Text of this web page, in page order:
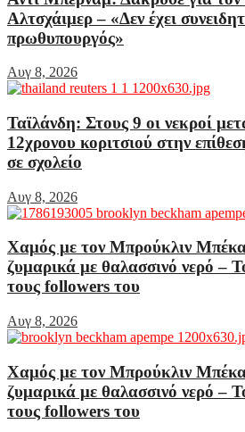
Αλτσχάιμερ – «Δεν έχει
πρωθυπουργός»
Αυγ 8, 2026
Ταϊλάνδη: Στους 9 οι νεκροί
12χρονου κοριτσιού στην
σε σχολείο
Αυγ 8, 2026
Χαμός με τον Μπρούκλιν
ζυμαρικά με θαλασσινό νερό –
τους followers του
Αυγ 8, 2026
Χαμός με τον Μπρούκλιν
ζυμαρικά με θαλασσινό νερό –
τους followers του